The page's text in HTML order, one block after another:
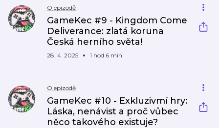
O epizodě
GameKec #9 - Kingdom Come
Deliverance: zlatá koruna
Česká herního světa!
28. 4. 2025 1 hod 6 min
O epizodě
GameKec #10 - Exkluzivmí hry:
Láska, nenávist a proč vůbec
něco takového existuje?